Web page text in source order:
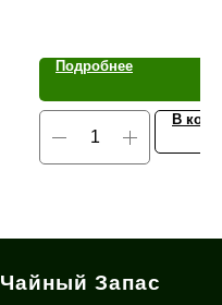
Подробнее
В
Чайный Запас